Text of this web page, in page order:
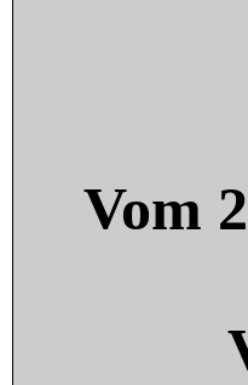
Vom